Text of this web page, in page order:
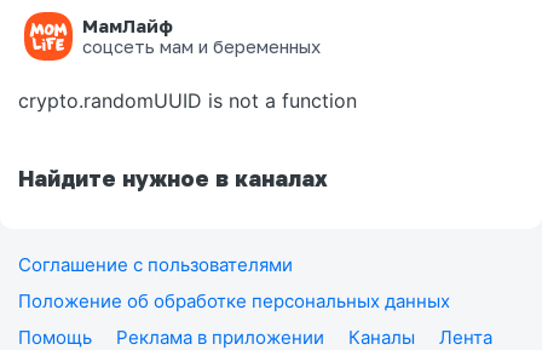
МамЛайф
соцсеть мам и беременных
Ошибка на странице
crypto.randomUUID is not a function
Найдите нужное в каналах
Соглашение с пользователями
Положение об обработке персональных данных
Помощь
Реклама в приложении Каналы
Лента